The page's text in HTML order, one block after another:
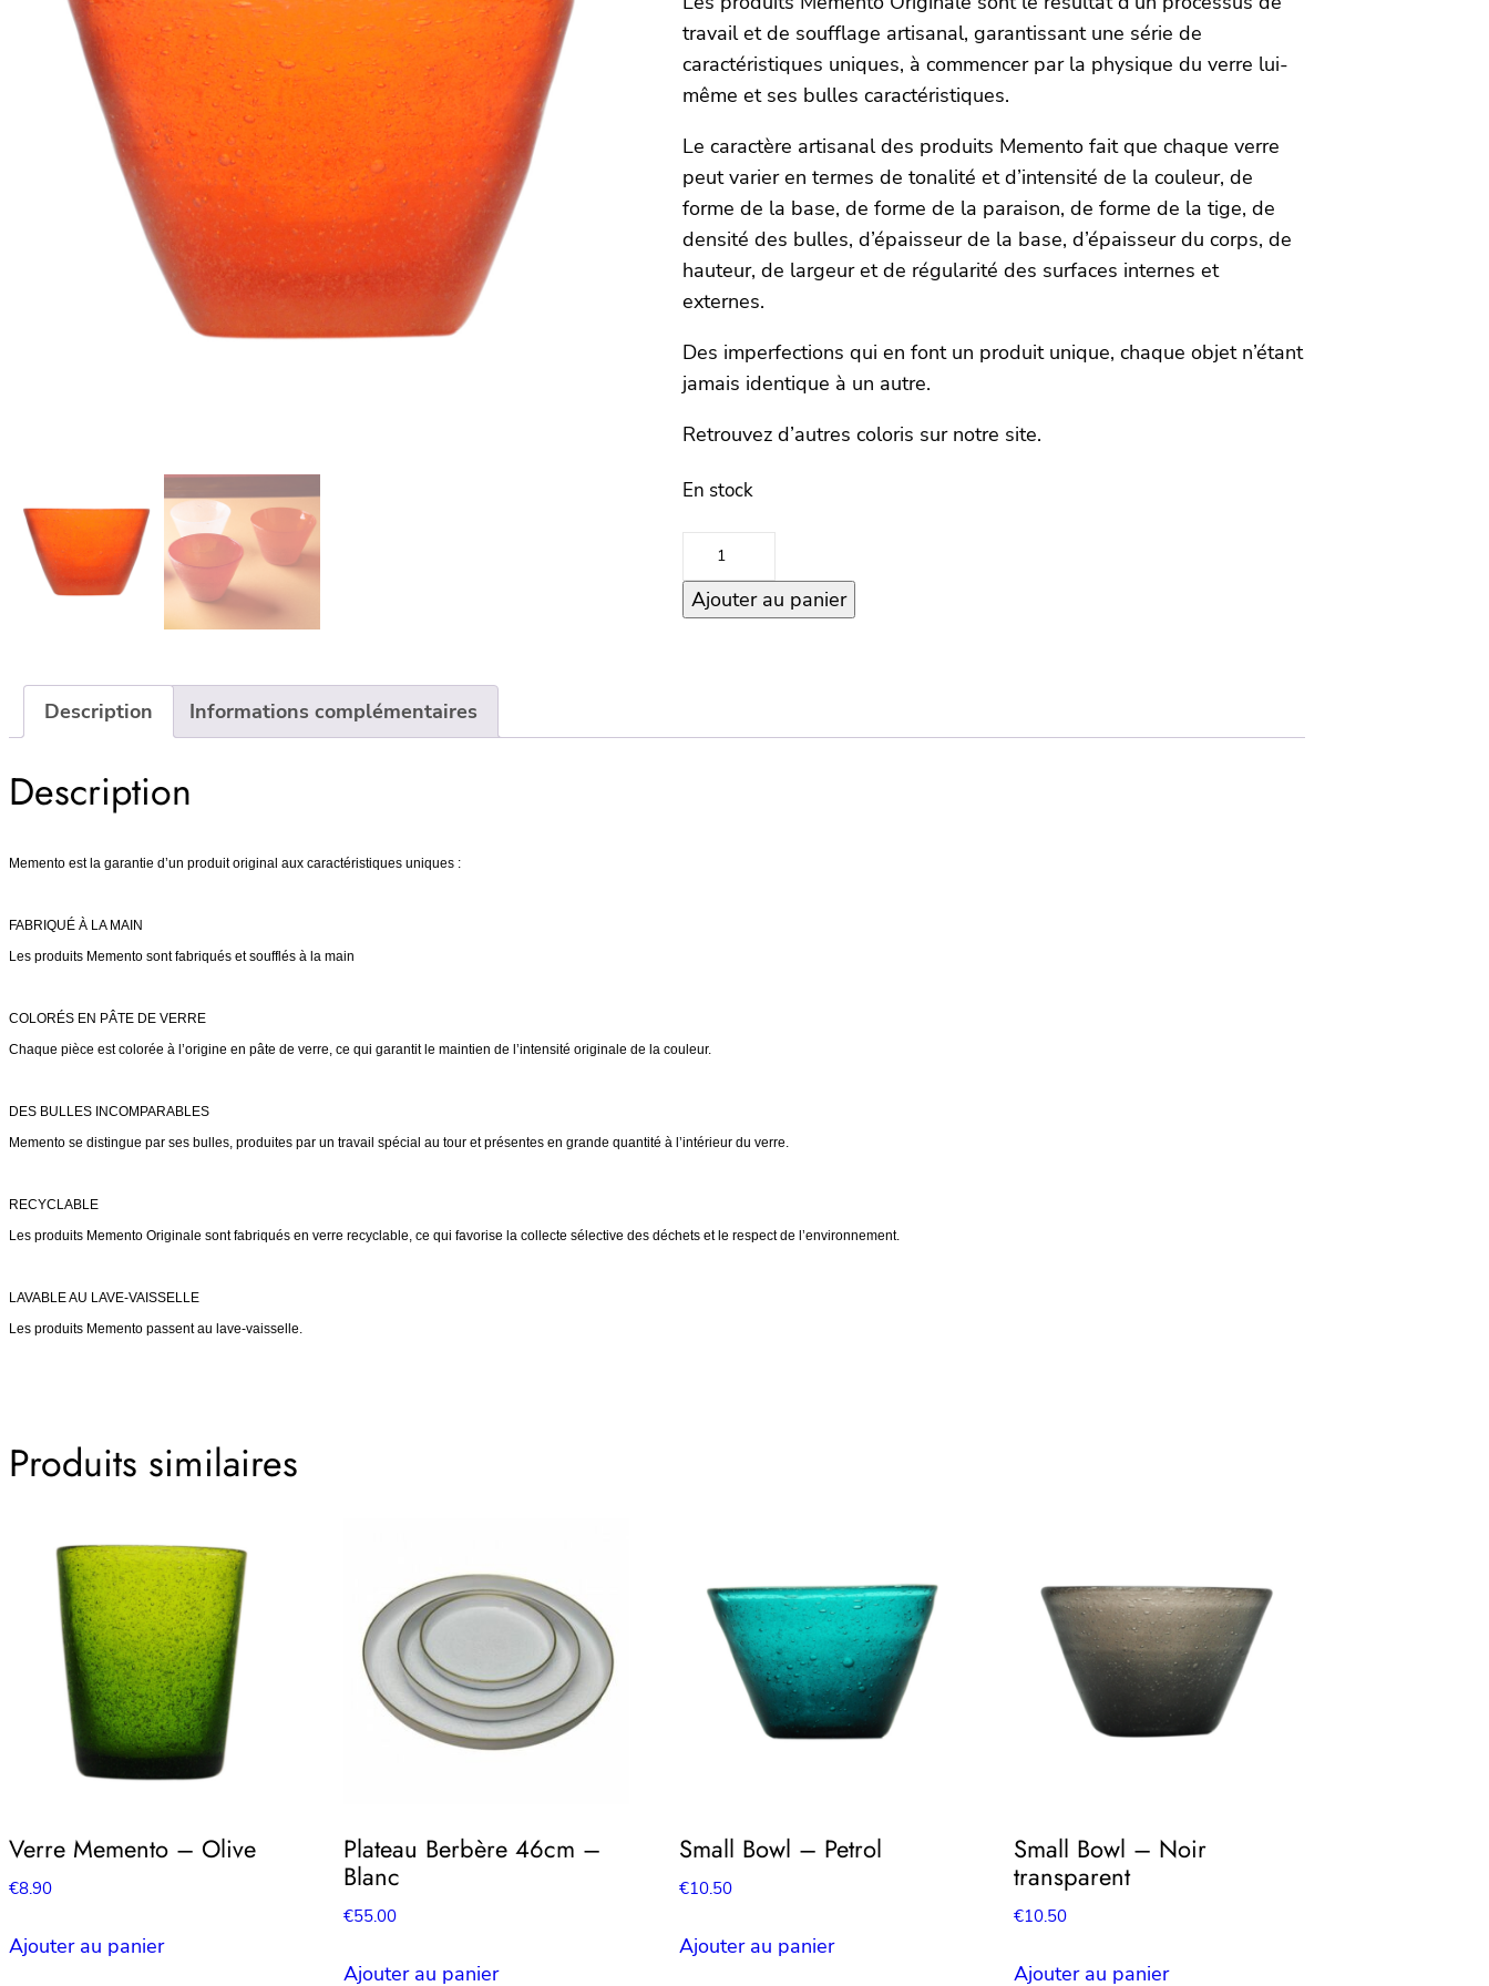
travail et de soufflage artisanal, garantissant une série de
caractéristiques uniques, à commencer par la physique du verre lui-
même et ses bulles caractéristiques.
Le caractère artisanal des produits Memento fait que chaque verre
peut varier en termes de tonalité et d’intensité de la couleur, de
forme de la base, de forme de la paraison, de forme de la tige, de
densité des bulles, d’épaisseur de la base, d’épaisseur du corps, de
hauteur, de largeur et de régularité des surfaces internes et
externes.
Des imperfections qui en font un produit unique, chaque objet n’étant
jamais identique à un autre.
Retrouvez d’autres coloris sur notre site.
En stock
quantité
Small
Ajouter au panier
Description Informations complémentaires
Description
Memento est la garantie d’un produit original aux caractéristiques uniques :
FABRIQUÉ À LA MAIN
Les produits Memento sont fabriqués et soufflés à la main
COLORÉS EN PÂTE DE VERRE
Chaque pièce est colorée à l’origine en pâte de verre, ce qui garantit le maintien de l’intensité originale de la couleur.
DES BULLES INCOMPARABLES
Memento se distingue par ses bulles, produites par un travail spécial au tour et présentes en grande quantité à l’intérieur du verre.
RECYCLABLE
Les produits Memento Originale sont fabriqués en verre recyclable, ce qui favorise la collecte sélective des déchets et le respect de l’environnement.
LAVABLE AU LAVE-VAISSELLE
Les produits Memento passent au lave-vaisselle.
Produits similaires
Verre Memento – Olive
€8.90
Ajouter au panier
Plateau Berbère 46cm –
Blanc
€55.00
Ajouter au panier
Small Bowl – Petrol
€10.50
Ajouter au panier
Small Bowl – Noir
transparent
€10.50
Ajouter au panier